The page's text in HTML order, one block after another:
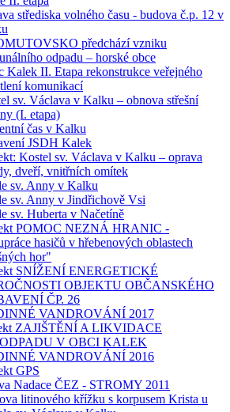
střediska volného času - budova č.p. 12 v
předchází vzniku
odpadu – horské obce
Kalek II. Etapa rekonstrukce veřejného
komunikací
sv. Václava v Kalku – obnova střešní
(I. etapa)
čas v Kalku
JSDH Kalek
Kostel sv. Václava v Kalku – oprava
dveří, vnitřních omítek
sv. Anny v Kalku
sv. Anny v Jindřichově Vsi
sv. Huberta v Načetíně
POMOC NEZNÁ HRANIC -
hasičů v hřebenových oblastech
hor"
SNÍŽENÍ ENERGETICKÉ
OBJEKTU OBČANSKÉHO
ČP. 26
VANDROVÁNÍ 2017
ZAJIŠTĚNÍ A LIKVIDACE
V OBCI KALEK
VANDROVÁNÍ 2016
GPS
Nadace ČEZ - STROMY 2011
litinového křížku s korpusem Krista u